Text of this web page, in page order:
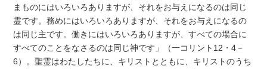
まものにはいろいろありますが、それをお与えになるのは同じ
霊です。務めにはいろいろありますが、それをお与えになるの
は同じ主です。働きにはいろいろありますが、すべての場合に
すべてのことをなさるのは同じ神です」（一コリント12・4－
6）。聖霊はわたしたちに、キリストとともに、キリストのうち